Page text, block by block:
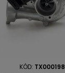
KÓD: TX000198